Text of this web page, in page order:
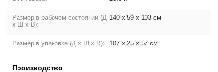
Размер в рабочем состоянии (Д
х Ш х В):
140 х 59 х 103 см
Размер в упаковке (Д х Ш х В): 107 х 25 х 57 см
Производство